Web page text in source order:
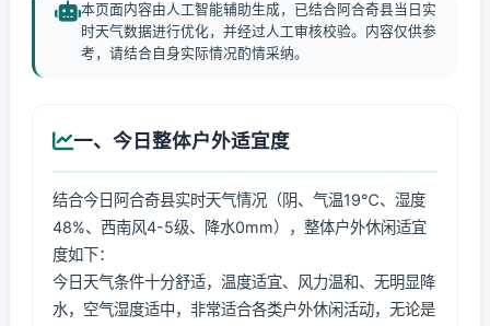
本页面内容由人工智能辅助生成，已结合阿合奇县当日实
时天气数据进行优化，并经过人工审核校验。内容仅供参
考，请结合自身实际情况酌情采纳。
一、今日整体户外适宜度
结合今日阿合奇县实时天气情况（阴、气温19℃、湿度
48%、西南风4-5级、降水0mm），整体户外休闲适宜
度如下：
今日天气条件十分舒适，温度适宜、风力温和、无明显降
水，空气湿度适中，非常适合各类户外休闲活动，无论是